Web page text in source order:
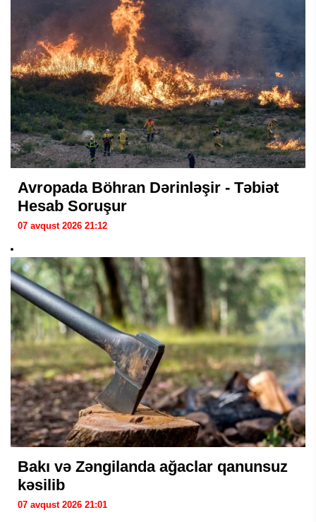
Avropada Böhran Dərinləşir - Təbiət
Hesab Soruşur
07 avqust 2026 21:12
Bakı və Zəngilanda ağaclar qanunsuz
kəsilib
07 avqust 2026 21:01